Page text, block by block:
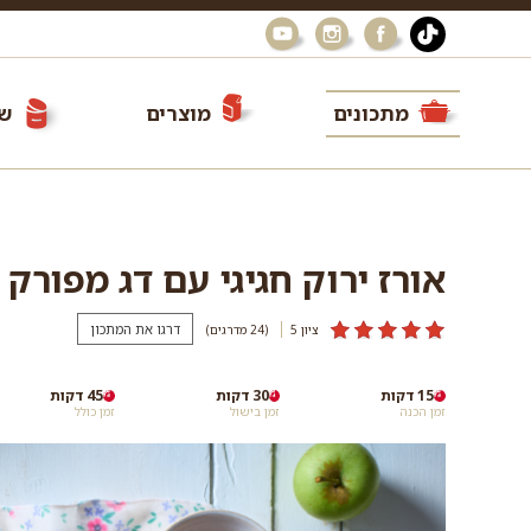
מתכונים מוצרים
אורז ירוק חגיגי עם דג מפורק
ציון 5 (24 מדרגים) דרגו את המתכון
זמן הכנה
15 דקות
זמן בישול
30 דקות
זמן כולל
45 דקות